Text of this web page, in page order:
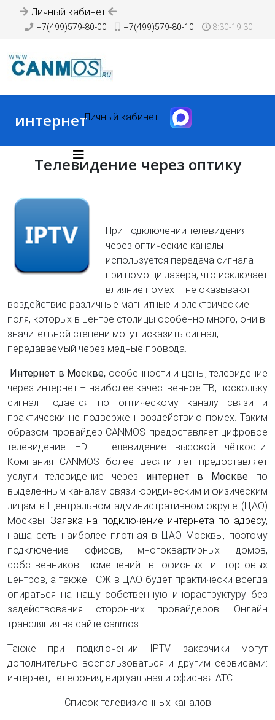
Личный кабинет
+7(499)579-80-00 +7(499)579-80-10 8:30-19:30
Личный кабинет
интернет
Телевидение через оптику
При подключении телевидения
через оптические каналы
используется передача сигнала
при помощи лазера, что исключает
влияние помех – не оказывают
воздействие различные магнитные и электрические
поля, которых в центре столицы особенно много, они в
значительной степени могут исказить сигнал,
передаваемый через медные провода.
Интернет в Москве, особенности и цены, телевидение
через интернет – наиболее качественное ТВ, поскольку
сигнал подается по оптическому каналу связи и
практически не подвержен воздействию помех. Таким
образом провайдер CANMOS предоставляет цифровое
телевидение HD - телевидение высокой чёткости.
Компания CANMOS более десяти лет предоставляет
услуги телевидение через интернет в Москве по
выделенным каналам связи юридическим и физическим
лицам в Центральном административном округе (ЦАО)
Москвы. Заявка на подключение интернета по адресу,
наша сеть наиболее плотная в ЦАО Москвы, поэтому
подключение офисов, многоквартирных домов,
собственников помещений в офисных и торговых
центров, а также ТСЖ в ЦАО будет практически всегда
опираться на нашу собственную инфраструктуру без
задействования сторонних провайдеров. Онлайн
трансляция на сайте canmos.
Также при подключении IPTV заказчики могут
дополнительно воспользоваться и другим сервисами:
интернет, телефония, виртуальная и офисная АТС.
Список телевизионных каналов